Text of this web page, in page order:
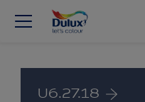
U6.27.18